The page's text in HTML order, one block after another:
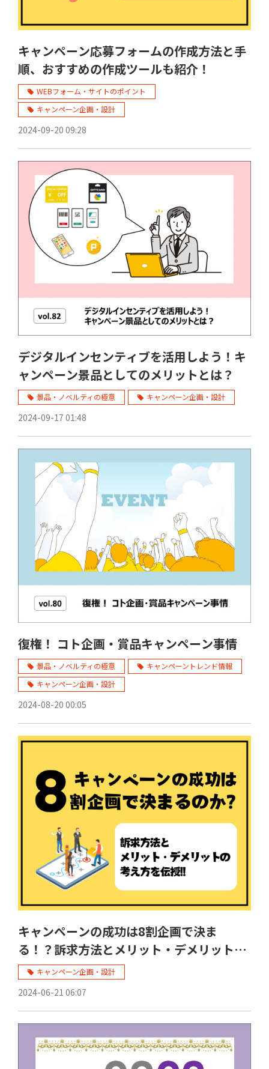
キャンペーン応募フォームの作成方法と手
順、おすすめの作成ツールも紹介！
WEBフォーム・サイトのポイント
キャンペーン企画・設計
2024-09-20 09:28
デジタルインセンティブを活用しよう！キ
ャンペーン景品としてのメリットとは？
景品・ノベルティの極意 キャンペーン企画・設計
2024-09-17 01:48
復権！ コト企画・賞品キャンペーン事情
景品・ノベルティの極意
キャンペーントレンド情報
キャンペーン企画・設計
2024-08-20 00:05
キャンペーンの成功は8割企画で決ま
る！？訴求方法とメリット・デメリットを
紹介キャンペーン企画・設計
2024-06-21 06:07